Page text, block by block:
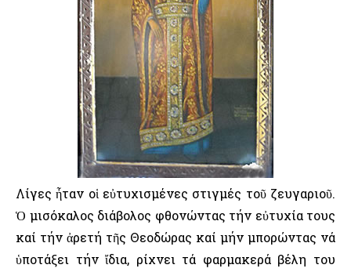
Λίγες ἦταν οἱ εὐτυχισμένες στιγμές τοῦ ζευγαριοῦ.
Ὁ μισόκαλος διάβολος φθονώντας τήν εὐτυχία τους
καί τήν ἀρετή τῆς Θεοδώρας καί μήν μπορώντας νά
ὑποτάξει τήν ἴδια, ρίχνει τά φαρμακερά βέλη του